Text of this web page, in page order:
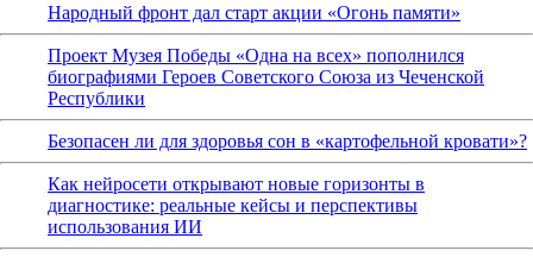
Народный фронт дал старт акции «Огонь памяти»
Проект Музея Победы «Одна на всех» пополнился
биографиями Героев Советского Союза из Чеченской
Республики
Безопасен ли для здоровья сон в «картофельной кровати»?
Как нейросети открывают новые горизонты в
диагностике: реальные кейсы и перспективы
использования ИИ